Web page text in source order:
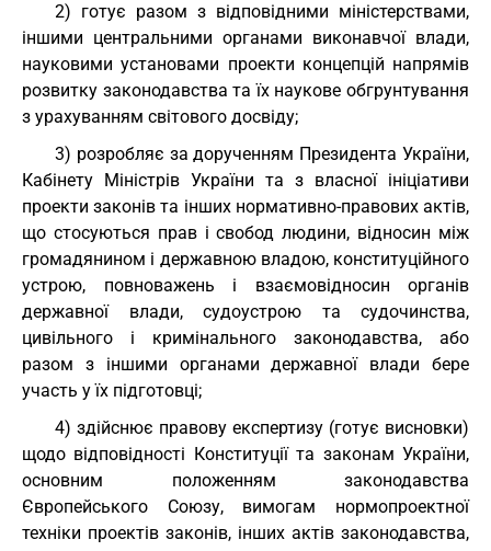
2) готує разом з відповідними міністерствами,
іншими центральними органами виконавчої влади,
науковими установами проекти концепцій напрямів
розвитку законодавства та їх наукове обгрунтування
з урахуванням світового досвіду;
3) розробляє за дорученням Президента України,
Кабінету Міністрів України та з власної ініціативи
проекти законів та інших нормативно-правових актів,
що стосуються прав і свобод людини, відносин між
громадянином і державною владою, конституційного
устрою, повноважень і взаємовідносин органів
державної влади, судоустрою та судочинства,
цивільного і кримінального законодавства, або
разом з іншими органами державної влади бере
участь у їх підготовці;
4) здійснює правову експертизу (готує висновки)
щодо відповідності Конституції та законам України,
основним положенням законодавства
Європейського Союзу, вимогам нормопроектної
техніки проектів законів, інших актів законодавства,